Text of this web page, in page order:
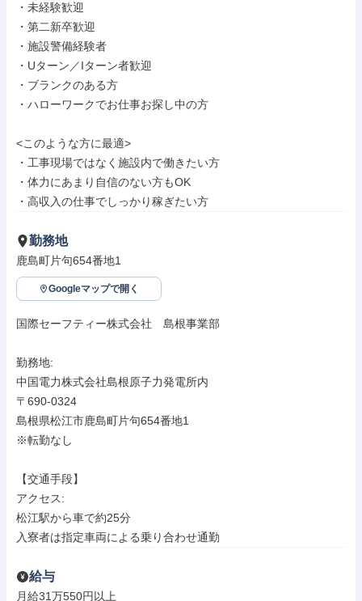
・未経験歓迎
・第二新卒歓迎
・施設警備経験者
・Uターン／Iターン者歓迎
・ブランクのある方
・ハローワークでお仕事お探し中の方
<このような方に最適>
・工事現場ではなく施設内で働きたい方
・体力にあまり自信のない方もOK
・高収入の仕事でしっかり稼ぎたい方
勤務地
鹿島町片句654番地1
Googleマップで開く
国際セーフティー株式会社　島根事業部
勤務地:
中国電力株式会社島根原子力発電所内
〒690-0324
島根県松江市鹿島町片句654番地1
※転勤なし
【交通手段】
アクセス:
松江駅から車で約25分
入寮者は指定車両による乗り合わせ通勤
給与
月給31万550円以上